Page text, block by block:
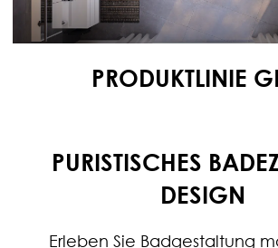
PRODUKTLINIE
PURISTISCHES
DESIGN
Erleben Sie Badgestaltung